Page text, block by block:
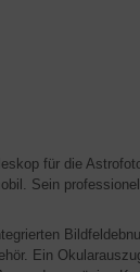
für die
Sein
Ein